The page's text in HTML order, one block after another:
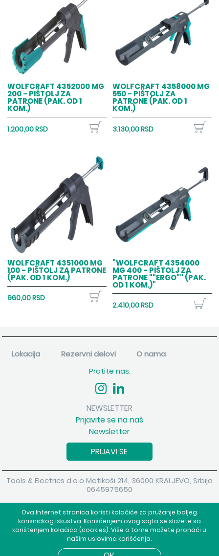
Ova Internet stranica koristi kolačiće za pružanje boljeg
korisničkog iskustva. Korišćenjem ovog sajta se slažete sa
korištenjem kolačića (cookies). Više o tome možete pronaći u
našim uslovima korišćenja.
WOLFCRAFT 4352000 MG
200 - PIŠTOLJ ZA
PATRONE (PAK. OD 1
KOM.)
1.200,00 RSD
WOLFCRAFT 4358000 MG
550 - PIŠTOLJ ZA
PATRONE (PAK. OD 1
KOM.)
3.130,00 RSD
WOLFCRAFT 4351000 MG
100 - PIŠTOLJ ZA PATRONE
(PAK. OD 1 KOM.)
960,00 RSD
"WOLFCRAFT 4354000
MG 400 - PIŠTOLJ ZA
PATRONE ""ERGO"" (PAK.
OD 1 KOM.)"
2.410,00 RSD
Lokacija Rezervni delovi
O nama
Pratite nas:
NEWSLETTER
Prijavite se na naš
Newsletter
PRIJAVI SE
Tools & Electrics d.o.o Metikoši 214, 36000 KRALJEVO, Srbija
0645975650
Powered byshopen.com